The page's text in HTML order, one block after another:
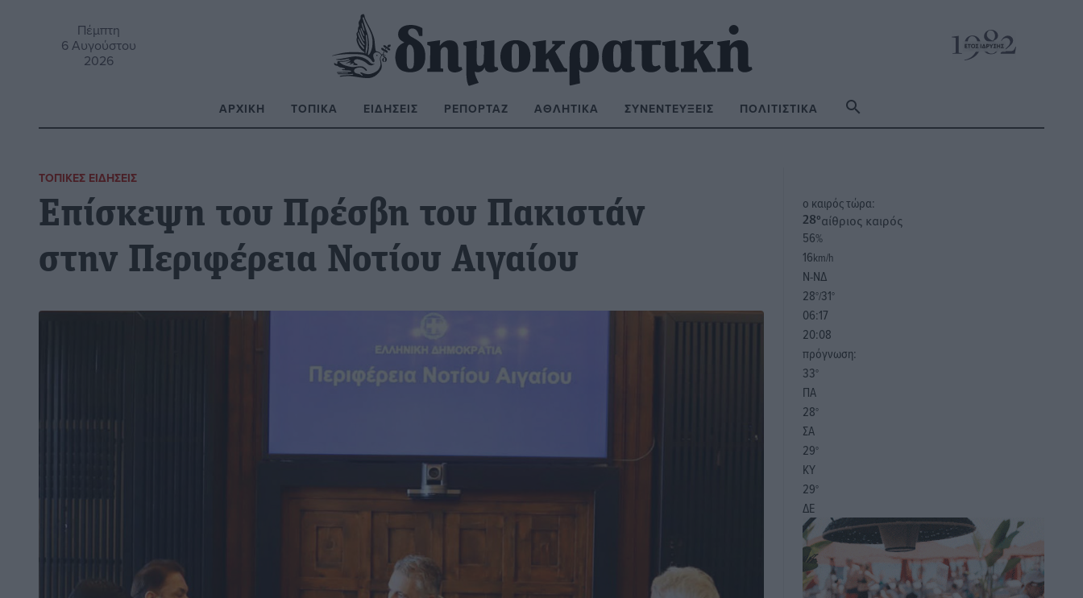
Πέμπτη
6 Αυγούστου
2026
ΑΡΧΙΚΉ ΤΟΠΙΚΆ ΕΙΔΉΣΕΙΣ ΡΕΠΟΡΤΆΖ ΑΘΛΗΤΙΚΆ ΣΥΝΕΝΤΕΎΞΕΙΣ ΠΟΛΙΤΙΣΤΙΚΆ
ΤΟΠΙΚΈΣ ΕΙΔΉΣΕΙΣ
Επίσκεψη του Πρέσβη του Πακιστάν
στην Περιφέρεια Νοτίου Αιγαίου
o καιρός τώρα:
28°αίθριος καιρός
56%
16km/h
Ν-ΝΔ
28°/31°
06:17
20:08
πρόγνωση:
33°
ΠΑ
28°
ΣΑ
29°
ΚΥ
29°
ΔΕ